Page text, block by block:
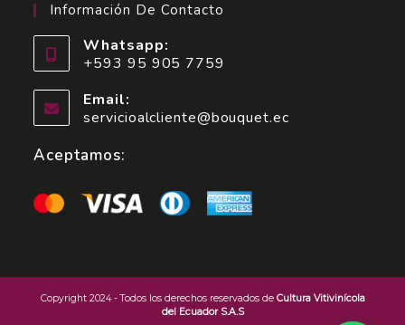
Información De Contacto
Whatsapp:
+593 95 905 7759
Email:
servicioalcliente@bouquet.ec
Aceptamos:
Copyright 2024 - Todos los derechos reservados de Cultura Vitivinícola
del Ecuador S.A.S